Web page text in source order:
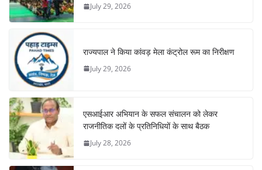
July 29, 2026
राज्यपाल ने किया कांवड़ मेला कंट्रोल रूम का निरीक्षण
July 29, 2026
एसआईआर अभियान के सफल संचालन को लेकर
राजनीतिक दलों के प्रतिनिधियों के साथ बैठक
July 28, 2026